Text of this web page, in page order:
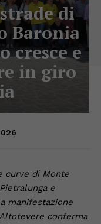
di
Baronia
cresce e
in giro
curve di Monte
e
manifestazione
conferma